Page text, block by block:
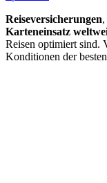
Reiseversicherungen,
Karteneinsatz
Reisen optimiert sind.
Konditionen der besten